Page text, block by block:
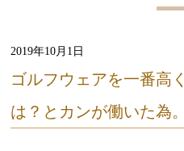
2019年10月1日
ゴルフウェアを一番高
は？とカンが働いた為。